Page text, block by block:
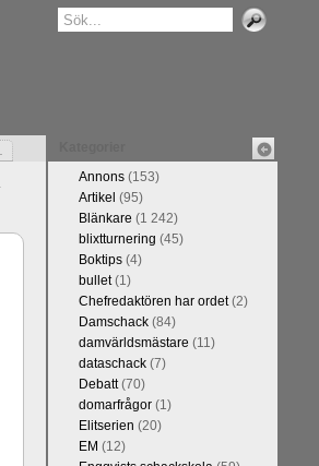
Annons(153)
Artikel (95)
Blänkare (1 242)
blixtturnering (45)
Boktips(4)
bullet(1)
Chefredaktören har ordet(2)
Damschack(84)
damvärldsmästare (11)
dataschack(7)
Debatt(70)
domarfrågor(1)
Elitserien (20)
EM (12)